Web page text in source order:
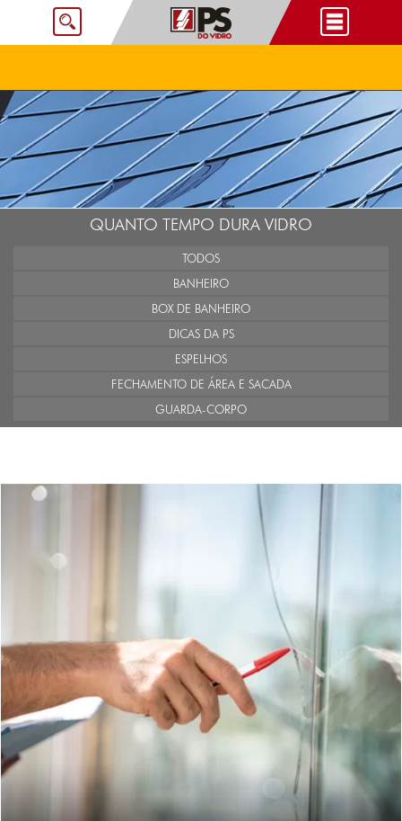
QUANTO TEMPO DURA VIDRO
TODOS
BANHEIRO
BOX DE BANHEIRO
DICAS DA PS
ESPELHOS
FECHAMENTO DE ÁREA E SACADA
GUARDA-CORPO